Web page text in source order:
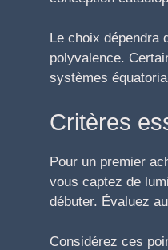
Le choix dépendra
polyvalence.
systèmes
Critères
Pour un premier
vous captez de
débuter. Évaluez
Considérez ces